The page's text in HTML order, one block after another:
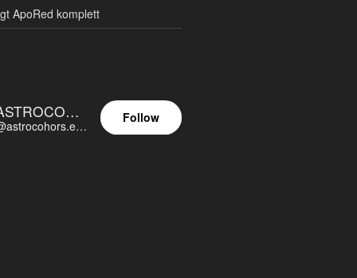
ApoRed komplett
ASTROCOHORS EUNOIA ULTIMA
@astrocohors.eu@astrocohors.eu
Follow